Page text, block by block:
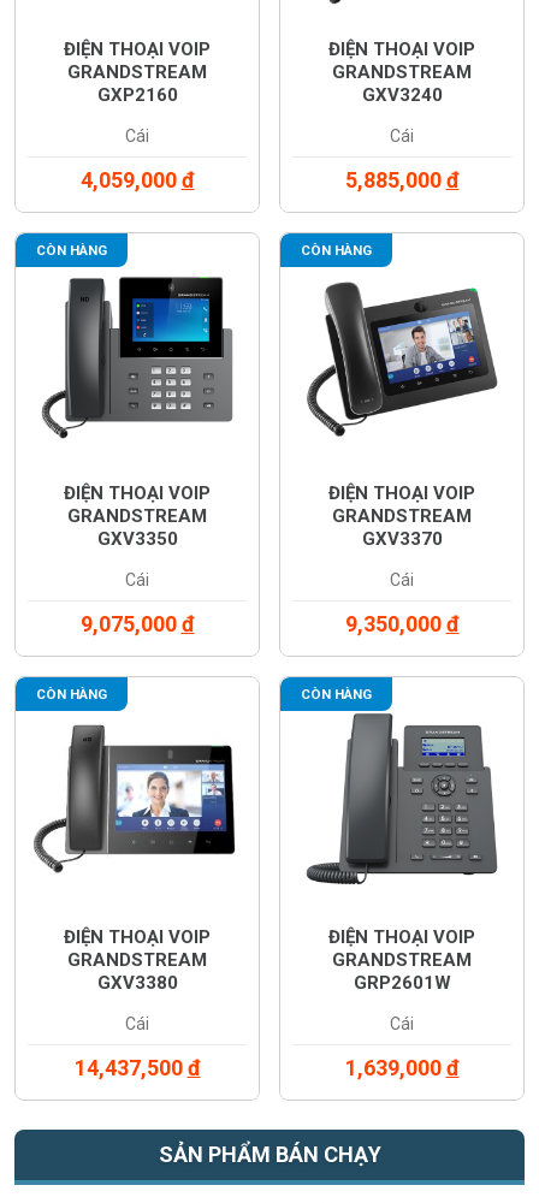
ĐIỆN THOẠI VOIP
GRANDSTREAM
GXP2160
Cái
4,059,000đ
ĐIỆN THOẠI VOIP
GRANDSTREAM
GXV3240
Cái
5,885,000đ
CÒN HÀNG
ĐIỆN THOẠI VOIP
GRANDSTREAM
GXV3350
Cái
9,075,000đ
CÒN HÀNG
ĐIỆN THOẠI VOIP
GRANDSTREAM
GXV3370
Cái
9,350,000đ
CÒN HÀNG
ĐIỆN THOẠI VOIP
GRANDSTREAM
GXV3380
Cái
14,437,500đ
CÒN HÀNG
ĐIỆN THOẠI VOIP
GRANDSTREAM
GRP2601W
Cái
1,639,000đ
SẢN PHẨM BÁN CHẠY